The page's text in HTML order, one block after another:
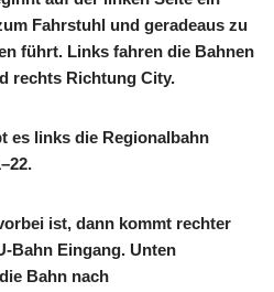
Fahrstuhl und geradeaus zu
führt. Links fahren die Bahnen
rechts Richtung City.
es links die Regionalbahn
ist, dann kommt rechter
Bahn Eingang. Unten
Bahn nach